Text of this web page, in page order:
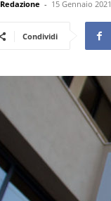
Redazione - 15 Gennaio 2021
Condividi